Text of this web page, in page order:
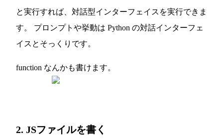
と実行すれば、対話型インターフェイスを実行できま
す。 プロンプトや挙動は Python の対話インターフェ
イスとそっくりです。
function なんかも書けます。
2. JSファイルを書く